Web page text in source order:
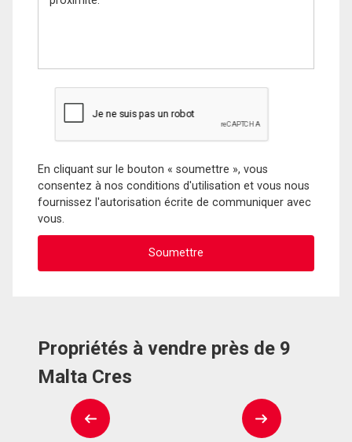
En cliquant sur le bouton « soumettre », vous
consentez à nos conditions d'utilisation et vous nous
fournissez l'autorisation écrite de communiquer avec
vous.
Propriétés à vendre près de 9
Malta Cres